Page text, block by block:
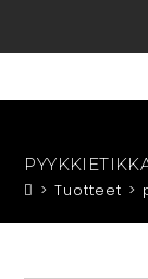
> Tuotteet >